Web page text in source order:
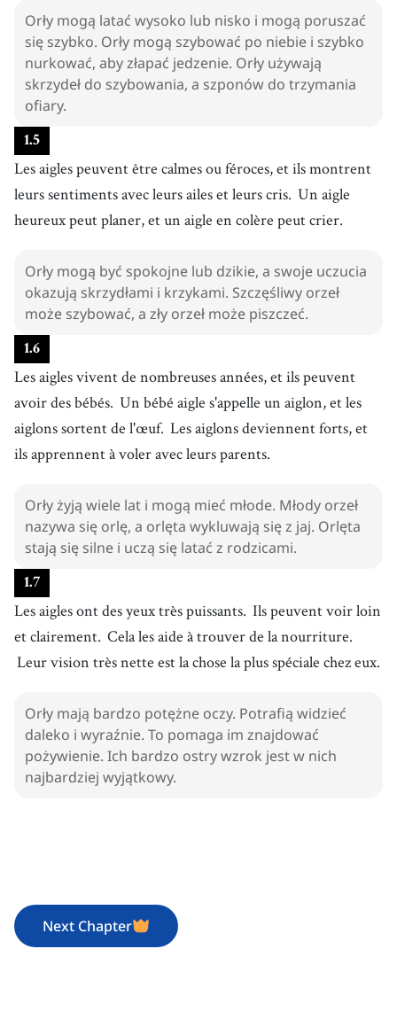
Orły mogą latać wysoko lub nisko i mogą poruszać
się szybko. Orły mogą szybować po niebie i szybko
nurkować, aby złapać jedzenie. Orły używają
skrzydeł do szybowania, a szponów do trzymania
ofiary.
1.5
Les aigles peuvent être calmes ou féroces, et ils montrent
leurs sentiments avec leurs ailes et leurs cris. Un aigle
heureux peut planer, et un aigle en colère peut crier.
Orły mogą być spokojne lub dzikie, a swoje uczucia
okazują skrzydłami i krzykami. Szczęśliwy orzeł
może szybować, a zły orzeł może piszczeć.
1.6
Les aigles vivent de nombreuses années, et ils peuvent
avoir des bébés. Un bébé aigle s'appelle un aiglon, et les
aiglons sortent de l'œuf. Les aiglons deviennent forts, et
ils apprennent à voler avec leurs parents.
Orły żyją wiele lat i mogą mieć młode. Młody orzeł
nazywa się orlę, a orlęta wykluwają się z jaj. Orlęta
stają się silne i uczą się latać z rodzicami.
1.7
Les aigles ont des yeux très puissants. Ils peuvent voir loin
et clairement. Cela les aide à trouver de la nourriture.
Leur vision très nette est la chose la plus spéciale chez eux.
Orły mają bardzo potężne oczy. Potrafią widzieć
daleko i wyraźnie. To pomaga im znajdować
pożywienie. Ich bardzo ostry wzrok jest w nich
najbardziej wyjątkowy.
Next Chapter